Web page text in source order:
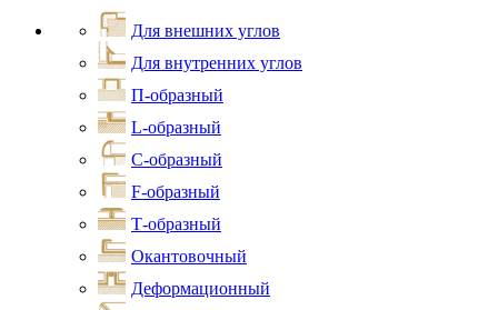
Для внешних углов
Для внутренних углов
П-образный
L-образный
С-образный
F-образный
Т-образный
Окантовочный
Деформационный